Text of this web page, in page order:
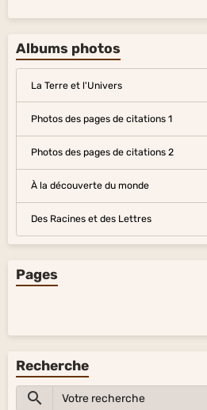
Albums photos
La Terre et l'Univers
Photos des pages de citations 1
Photos des pages de citations 2
À la découverte du monde
Des Racines et des Lettres
Pages
Recherche